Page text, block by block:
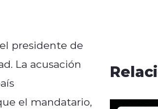
presidente de
La acusación
el mandatario,